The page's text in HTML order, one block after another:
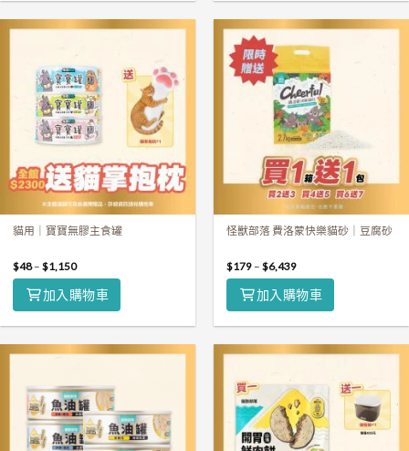
貓用｜寶寶無膠主食罐
$48–$1,150
加入購物車
怪獸部落 費洛蒙快樂貓砂｜豆腐砂
$179 –$6,439
加入購物車